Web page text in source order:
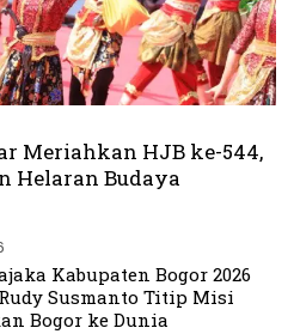
Meriahkan HJB ke-544,
Helaran Budaya
Kabupaten Bogor 2026
Susmanto Titip Misi
Bogor ke Dunia